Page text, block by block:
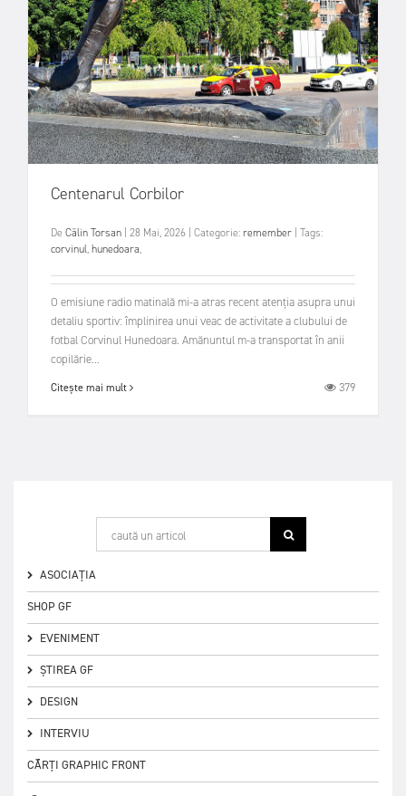
Centenarul Corbilor
De Călin Torsan 28 Mai, 2026 Categorie:remember Tags:
corvinul,hunedoara,
O emisiune radio matinală mi-a atras recent atenția asupra unui
detaliu sportiv: împlinirea unui veac de activitate a clubului de
fotbal Corvinul Hunedoara. Amănuntul m-a transportat în anii
copilărie...
Citește mai mult 379
ASOCIAȚIA
SHOP GF
EVENIMENT
ȘTIREA GF
DESIGN
INTERVIU
CĂRȚI GRAPHIC FRONT